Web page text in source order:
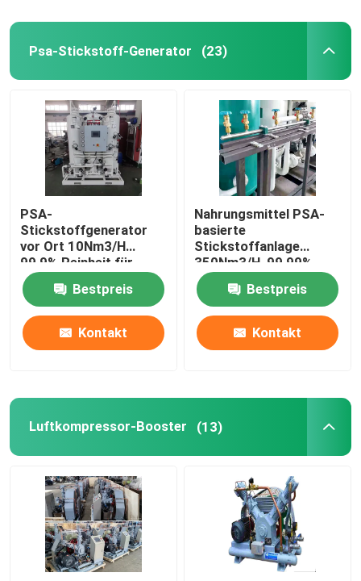
Videos
Über uns
Fabrik Tour
Qualitätskontrolle
Kontakt
Referenzen
Psa-Stickstoff-Generator
Luftkompressor-Booster
Psa-Stickstoff-Generator (23)
PSA-
Stickstoffgenerator
vor Ort 10Nm3/H
99,9% Reinheit für
Lebensmittel,
Metallurgie, Chemie
Bestpreis
Kontakt
Nahrungsmittel PSA-
basierte
Stickstoffanlage
350Nm3/H, 99,99%
Reinheit
Bestpreis
Kontakt
Luftkompressor-Booster (13)